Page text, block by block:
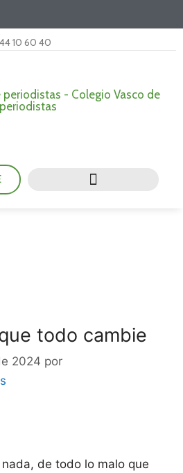
10 60 40
- Colegio Vasco de
periodistas
todo cambie
2024 por
de todo lo malo que